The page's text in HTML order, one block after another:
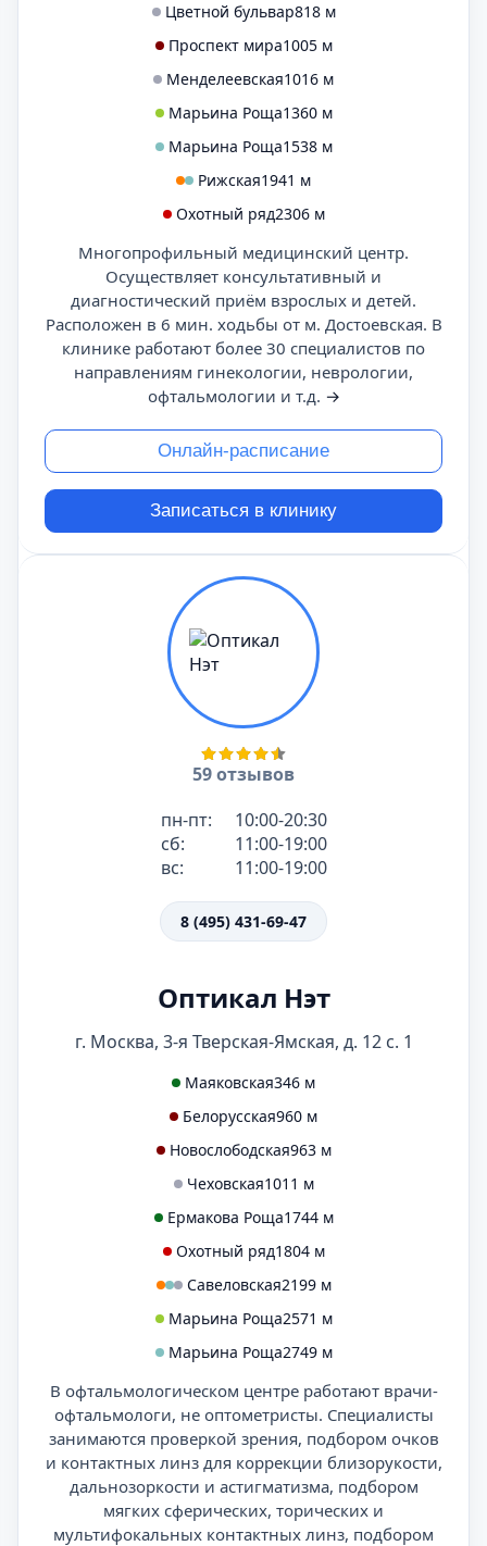
Цветной бульвар818 м
Проспект мира1005 м
Менделеевская1016 м
Марьина Роща1360 м
Марьина Роща1538 м
Рижская1941 м
Охотный ряд2306 м
Многопрофильный медицинский центр.
Осуществляет консультативный и
диагностический приём взрослых и детей.
Расположен в 6 мин. ходьбы от м. Достоевская. В
клинике работают более 30 специалистов по
направлениям гинекологии, неврологии,
офтальмологии и т.д. →
Онлайн-расписание
Записаться в клинику
59 отзывов
пн-пт:
10:00-20:30
сб:
11:00-19:00
вс:
11:00-19:00
8 (495) 431-69-47
Оптикал Нэт
г. Москва, 3-я Тверская-Ямская, д. 12 с. 1
Маяковская346 м
Белорусская960 м
Новослободская963 м
Чеховская1011 м
Ермакова Роща1744 м
Охотный ряд1804 м
Савеловская2199 м
Марьина Роща2571 м
Марьина Роща2749 м
В офтальмологическом центре работают врачи-
офтальмологи, не оптометристы. Специалисты
занимаются проверкой зрения, подбором очков
и контактных линз для коррекции близорукости,
дальнозоркости и астигматизма, подбором
мягких сферических, торических и
мультифокальных контактных линз, подбором